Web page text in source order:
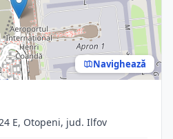
Navighează
E, Otopeni, jud. Ilfov